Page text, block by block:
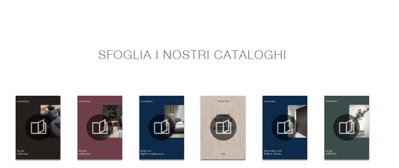
SFOGLIA I NOSTRI CATALOGHI